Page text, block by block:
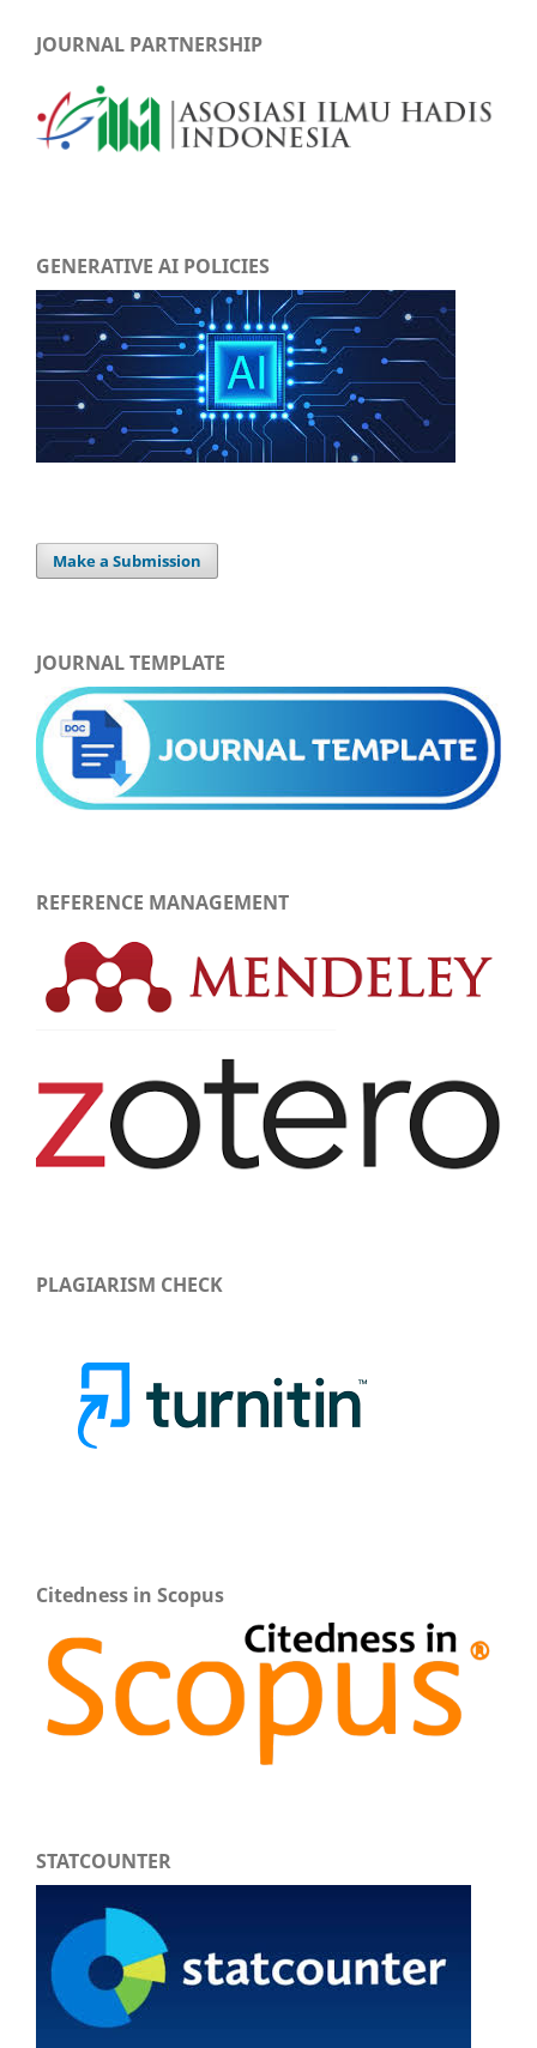
JOURNAL PARTNERSHIP
GENERATIVE AI POLICIES
Make a Submission
JOURNAL TEMPLATE
REFERENCE MANAGEMENT
PLAGIARISM CHECK
Citedness in Scopus
STATCOUNTER